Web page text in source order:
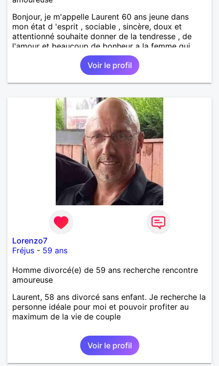
Bonjour, je m'appelle Laurent 60 ans jeune dans
mon état d 'esprit , sociable , sincère, doux et
attentionné souhaite donner de la tendresse , de
l'amour et beaucoup de bonheur a la femme qui
souhaitera partager ma vie . Bientôt en retraite a la
fin de l 'année et libre de toute contrainte. Digne de
confiance à la femme qui voudras m 'en accorder
en toute sincérité. Pour le reste venez me découvrir
Voir le profil
Lorenzo7
Fréjus - 59 ans
Homme divorcé(e) de 59 ans recherche rencontre
amoureuse
Laurent, 58 ans divorcé sans enfant. Je recherche la
personne idéale pour moi et pouvoir profiter au
maximum de la vie de couple
Voir le profil